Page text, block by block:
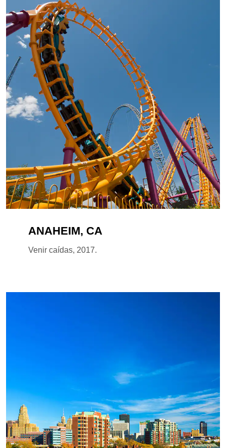
ANAHEIM, CA
Venir caídas, 2017.